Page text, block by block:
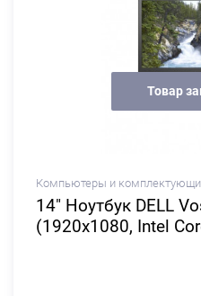
Товар
Компьютеры и
14" Ноутбук DELL
(1920x1080, Intel